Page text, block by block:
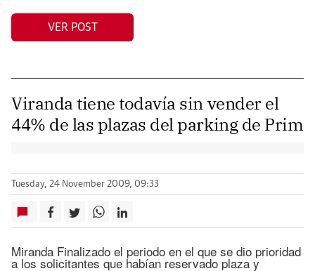
VER POST
Viranda tiene todavía sin vender el
44% de las plazas del parking de Prim
Tuesday, 24 November 2009, 09:33
Miranda Finalizado el periodo en el que se dio prioridad
a los solicitantes que habían reservado plaza y